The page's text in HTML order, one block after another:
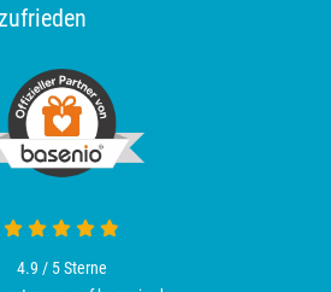
4.9 / 5Sterne